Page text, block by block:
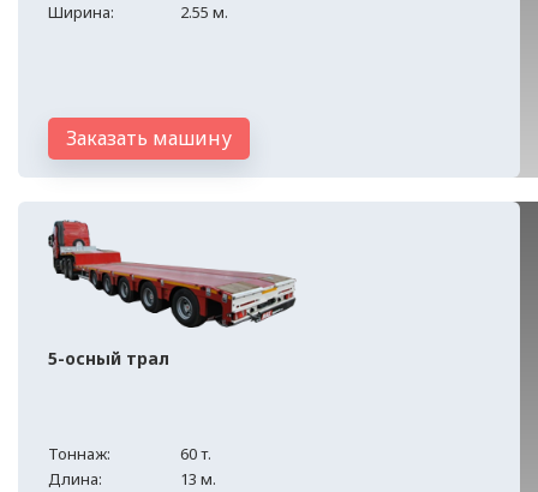
Ширина:
2.55 м.
Заказать машину
5-осный трал
Тоннаж:
60 т.
Длина:
13 м.